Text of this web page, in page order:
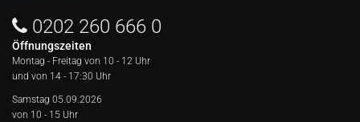
0202 260 666 0
Öffnungszeiten
Montag - Freitag von 10 - 12 Uhr
und von 14 - 17:30 Uhr
Samstag 05.09.2026
von 10 - 15 Uhr